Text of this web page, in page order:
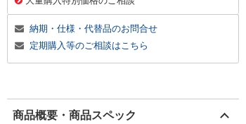
納期・仕様・代替品のお問合せ
定期購入等のご相談はこちら
商品概要・商品スペック